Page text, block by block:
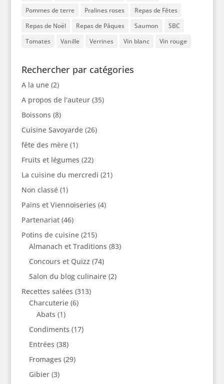
Pommes de terre
Pralines roses
Repas de Fêtes
Repas de Noël
Repas de Pâques Saumon
SBC
Tomates
Vanille Verrines Vin blanc Vin rouge
Rechercher par catégories
A la une(2)
A propos de l'auteur(35)
Boissons (8)
Cuisine Savoyarde(26)
fête des mère(1)
Fruits et légumes (22)
La cuisine du mercredi (21)
Non classé(1)
Pains et Viennoiseries (4)
Partenariat(46)
Potins de cuisine(215)
Almanach et Traditions (83)
Concours et Quizz (74)
Salon du blog culinaire(2)
Recettes salées (313)
Charcuterie(6)
Abats (1)
Condiments (17)
Entrées (38)
Fromages (29)
Gibier(3)